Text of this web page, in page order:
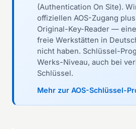
(Authentication On Site).
offiziellen AOS-Zugang
Original-Key-Reader —
freie Werkstätten in
nicht haben. Schlüssel-
Werks-Niveau, auch bei
Schlüssel.
Mehr zur AOS-Schlüssel-